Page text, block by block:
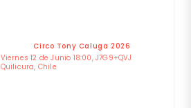
Circo Tony Caluga 2026
Viernes 12 de Junio 18:00, J7G9+QVJ
Quilicura, Chile